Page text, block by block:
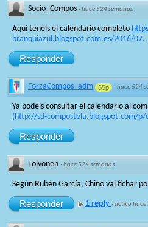
Socio_Compos ·hace 524 semanas
Aquí tenéis el calendario completo
branquiazul.blogspot.com.es/2016/
Responder
ForzaCompos_adm 65p ·hace 524
Ya podéis consultar el calendario al
(http://sd-compostela.blogspot.com/p/
Responder
Toivonen ·hace 524 semanas
Según Rubén García, Chiño vai fichar
Responder 1 reply ·activo hace